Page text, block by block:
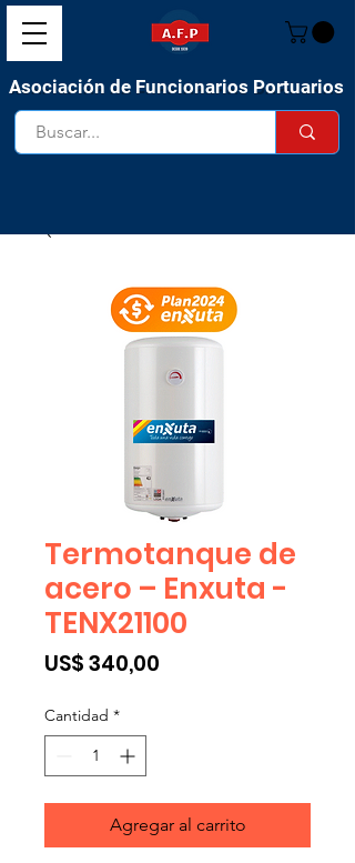
Asociación de Funcionarios Portuarios
Termotanque de
acero – Enxuta -
TENX21100
US$ 340,00
Cantidad *
Agregar al carrito